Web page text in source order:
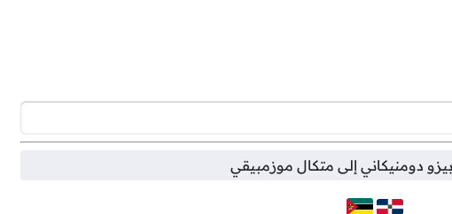
بيزو دومنيكاني إلى متكال موزمبيقي